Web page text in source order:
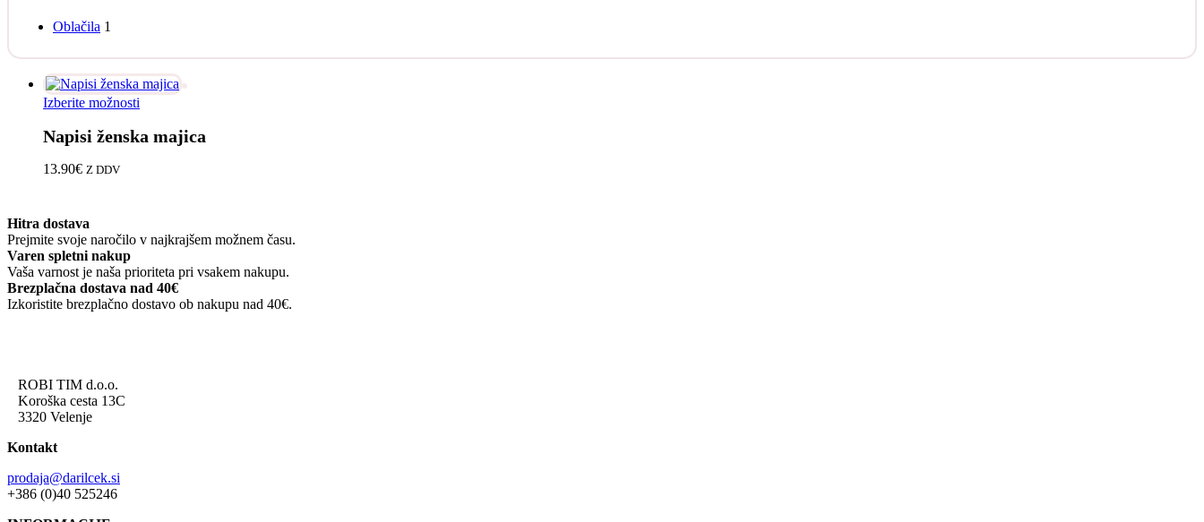
Oblačila 1
Izberite možnosti
ima
strani
Napisi ženska majica
13.90€ Z DDV
Hitra dostava
Prejmite svoje naročilo v najkrajšem možnem času.
Varen spletni nakup
Vaša varnost je naša prioriteta pri vsakem nakupu.
Brezplačna dostava nad 40€
Izkoristite brezplačno dostavo ob nakupu nad 40€.
ROBI TIM d.o.o.
Koroška cesta 13C
3320 Velenje
Kontakt
prodaja@darilcek.si
+386 (0)40 525246